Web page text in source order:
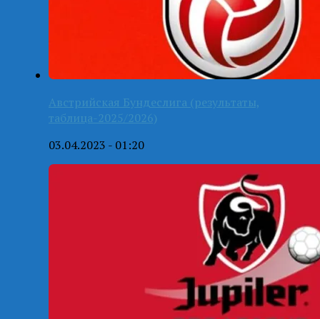
Австрийская Бундеслига (результаты,
таблица-2025/2026)
03.04.2023 - 01:20